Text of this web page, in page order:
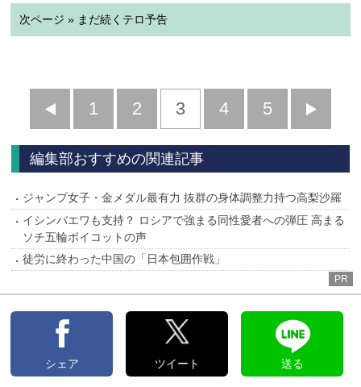
次ページ » まだ続くテロ予告
前
へ
1 2 3 4 5
へ
編集部おすすめの関連記事
ジャンプ女子・金メダル最有力 抜群の身体調整力持つ高梨沙羅
イシンバエワも支持？ ロシアで強まる同性愛者への弾圧 高まる
ソチ五輪ボイコットの声
徒労に終わった中国の「日本包囲作戦」
PR
シェア ツイート 送る